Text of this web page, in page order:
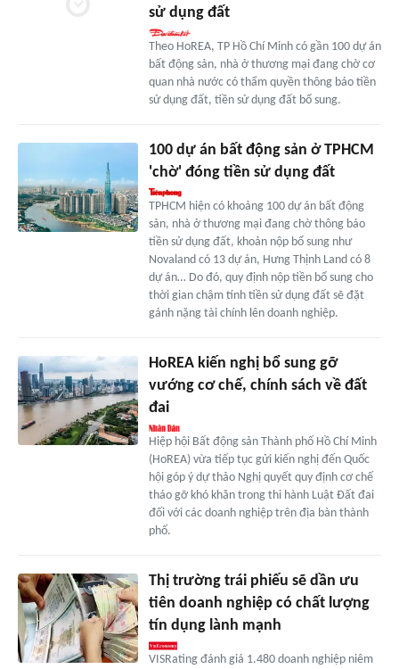
sử dụng đất
Theo HoREA, TP Hồ Chí Minh có gần 100 dự án
bất động sản, nhà ở thương mại đang chờ cơ
quan nhà nước có thẩm quyền thông báo tiền
sử dụng đất, tiền sử dụng đất bổ sung.
100 dự án bất động sản ở TPHCM
'chờ' đóng tiền sử dụng đất
TPHCM hiện có khoảng 100 dự án bất động
sản, nhà ở thương mại đang chờ thông báo
tiền sử dụng đất, khoản nộp bổ sung như
Novaland có 13 dự án, Hưng Thịnh Land có 8
dự án… Do đó, quy định nộp tiền bổ sung cho
thời gian chậm tính tiền sử dụng đất sẽ đặt
gánh nặng tài chính lên doanh nghiệp.
HoREA kiến nghị bổ sung gỡ
vướng cơ chế, chính sách về đất
đai
Hiệp hội Bất động sản Thành phố Hồ Chí Minh
(HoREA) vừa tiếp tục gửi kiến nghị đến Quốc
hội góp ý dự thảo Nghị quyết quy định cơ chế
tháo gỡ khó khăn trong thi hành Luật Đất đai
đối với các doanh nghiệp trên địa bàn thành
phố.
Thị trường trái phiếu sẽ dần ưu
tiên doanh nghiệp có chất lượng
tín dụng lành mạnh
VISRating đánh giá 1.480 doanh nghiệp niêm